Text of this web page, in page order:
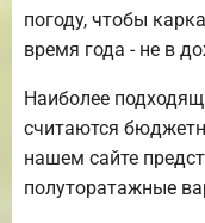
погоду, чтобы
время года - не в
Наиболее
считаются
нашем сайте
полуторатажные